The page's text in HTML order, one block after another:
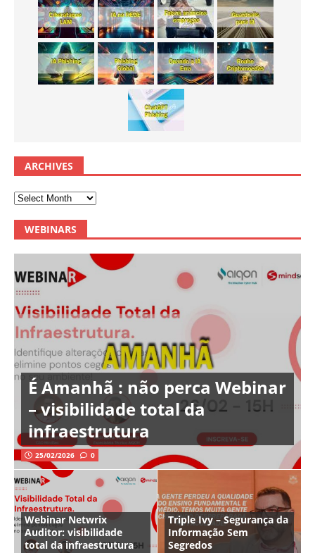
ARCHIVES
WEBINARS
É Amanhã : não perca Webinar
– visibilidade total da
infraestrutura
25/02/2026 0
Webinar Netwrix
Auditor: visibilidade
total da infraestrutura
Triple Ivy – Segurança da
Informação Sem
Segredos